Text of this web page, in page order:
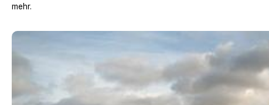
mehr.
Urlaub mit Hund in Frankreich